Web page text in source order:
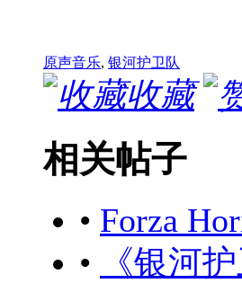
原声音乐, 银河护卫队
收藏
相关帖子
• Forza
•
《银河